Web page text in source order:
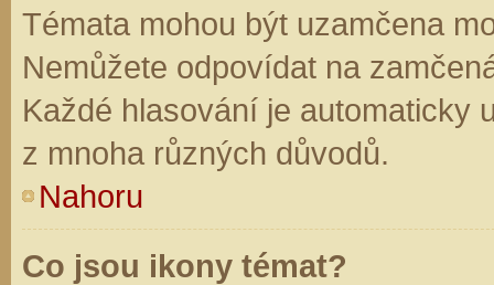
Témata mohou být uzamčena
Nemůžete odpovídat na
Každé hlasování je automaticky
z mnoha různých důvodů.
Nahoru
Co jsou ikony témat?